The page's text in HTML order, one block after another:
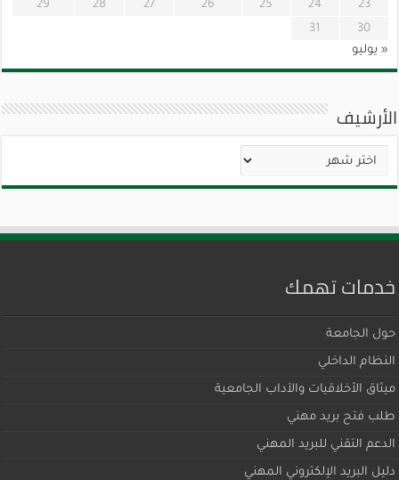
23
24
25
26
27
28
29
30
31
« يوليو
الأرشيف
الأرشيف
خدمات تهمك
حول الجامعة
النظام الداخلي
ميثاق اﻷخلاقيات والآداب الجامعية
طلب فتح بريد مهني
الدعم التقني للبريد المهني
دليل البريد الإلكتروني المهني